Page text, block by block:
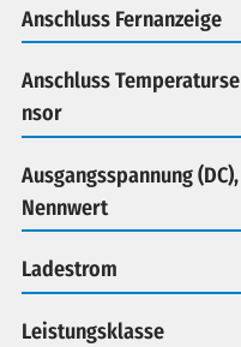
Anschluss Fernanzeige
Anschluss Temperaturse
nsor
Ausgangsspannung (DC),
Nennwert
Ladestrom
Leistungsklasse